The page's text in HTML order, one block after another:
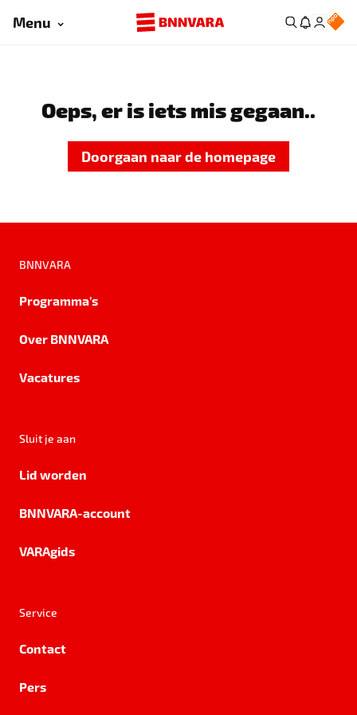
Menu
Oeps, er is iets mis gegaan..
Doorgaan naar de homepage
BNNVARA
Programma's
Over BNNVARA
Vacatures
Sluit je aan
Lid worden
BNNVARA-account
VARAgids
Service
Contact
Pers